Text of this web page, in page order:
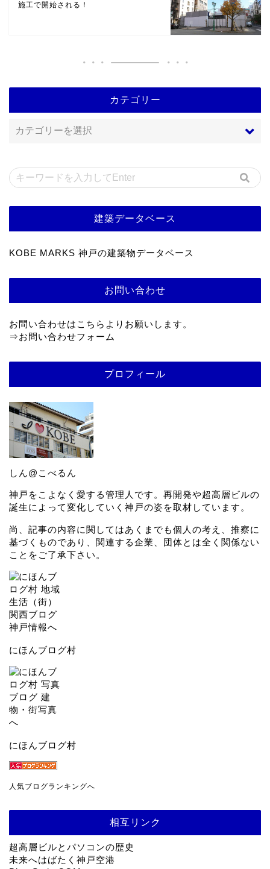
施工で開始される！
カテゴリー
建築データベース
KOBE MARKS 神戸の建築物データベース
お問い合わせ
お問い合わせはこちらよりお願いします。
⇒お問い合わせフォーム
プロフィール
しん@こべるん
神戸をこよなく愛する管理人です。再開発や超高層ビルの
誕生によって変化していく神戸の姿を取材しています。
尚、記事の内容に関してはあくまでも個人の考え、推察に
基づくものであり、関連する企業、団体とは全く関係ない
ことをご了承下さい。
にほんブログ村
にほんブログ村
人気ブログランキングへ
相互リンク
超高層ビルとパソコンの歴史
未来へはばたく神戸空港